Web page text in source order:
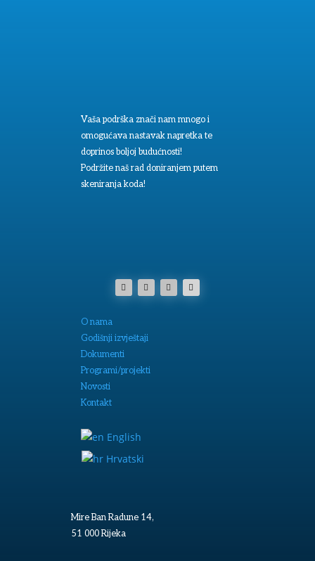
Vaša podrška znači nam mnogo i
omogućava nastavak napretka te
doprinos boljoj budućnosti!
Podržite naš rad doniranjem putem
skeniranja koda!
O nama
Godišnji izvještaji
Dokumenti
Programi/projekti
Novosti
Kontakt
English
Hrvatski
Mire Ban Radune 14,
51 000 Rijeka